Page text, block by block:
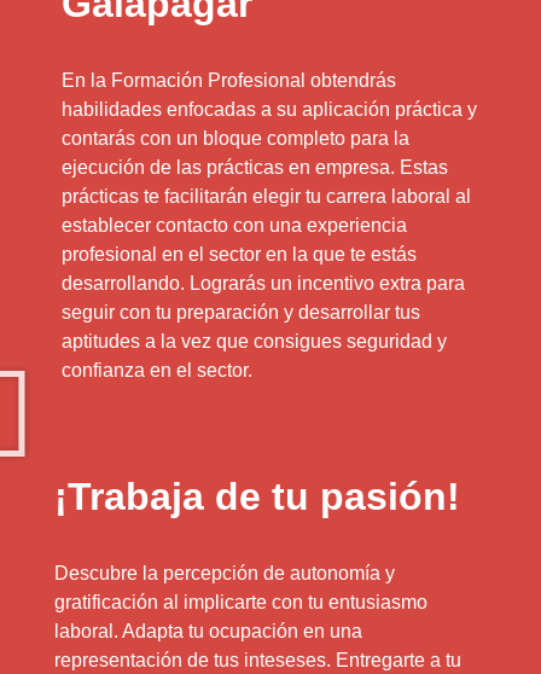
En la Formación Profesional obtendrás
habilidades enfocadas a su aplicación práctica y
contarás con un bloque completo para la
ejecución de las prácticas en empresa. Estas
prácticas te facilitarán elegir tu carrera laboral al
establecer contacto con una experiencia
profesional en el sector en la que te estás
desarrollando. Lograrás un incentivo extra para
seguir con tu preparación y desarrollar tus
aptitudes a la vez que consigues seguridad y
confianza en el sector.
¡Trabaja de tu pasión!
Descubre la percepción de autonomía y
gratificación al implicarte con tu entusiasmo
laboral. Adapta tu ocupación en una
representación de tus inteseses. Entregarte a tu